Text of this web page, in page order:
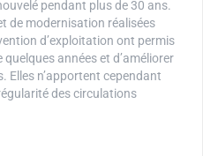
pendant plus de 30 ans.
de modernisation réalisées
d’exploitation ont permis
années et d’améliorer
Elles n’apportent cependant
des circulations